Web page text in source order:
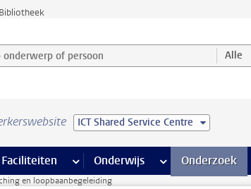
Bibliotheek
of persoon en selecteer categorie Alle
ICT Shared Service Centre
ICT pagina’s
Faciliteiten meer Faciliteiten pagina’s
Onderwijs meer Onderwijs
Onderzoek
en loopbaanbegeleiding